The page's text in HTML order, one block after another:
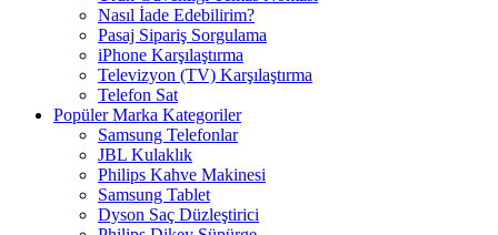
Nasıl İade Edebilirim?
Pasaj Sipariş Sorgulama
iPhone Karşılaştırma
Televizyon (TV) Karşılaştırma
Telefon Sat
Popüler Marka Kategoriler
Samsung Telefonlar
JBL Kulaklık
Philips Kahve Makinesi
Samsung Tablet
Dyson Saç Düzleştirici